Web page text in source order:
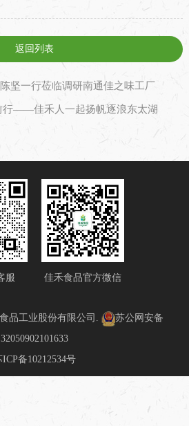
返回列表
坚一行莅临调研南通佳之味工厂
行——佳禾人一起扬帆逐浪东太湖
服 佳禾食品官方微信
品工业股份有限公司.
苏公网安备
32050902101633
ICP备10212534号